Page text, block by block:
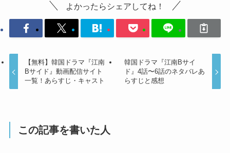
よかったらシェアしてね！
【無料】韓国ドラマ『江南
Bサイド』動画配信サイト
一覧！あらすじ・キャスト
韓国ドラマ『江南Bサイ
ド』4話〜6話のネタバレあ
らすじと感想
この記事を書いた人